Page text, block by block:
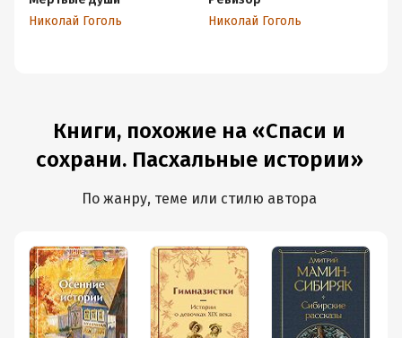
Николай Гоголь
Николай Гоголь
Книги, похожие на «Спаси и
сохрани. Пасхальные истории»
По жанру, теме или стилю автора